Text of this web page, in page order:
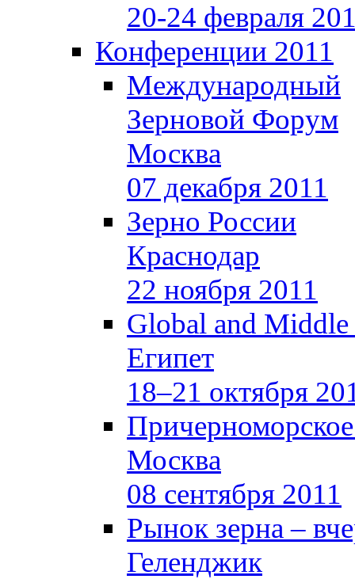
20-24 февраля
Конференции 2011
Международный
Зерновой Форум
Москва
07 декабря 2011
Зерно России
Краснодар
22 ноября 2011
Global and
Египет
18–21 октября
Москва
08 сентября 2011
Рынок зерна –
Геленджик